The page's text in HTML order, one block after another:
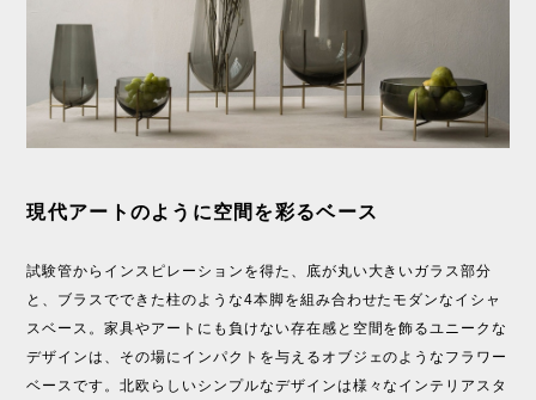
現代アートのように空間を彩るベース
試験管からインスピレーションを得た、底が丸い大きいガラス部分
と、ブラスでできた柱のような4本脚を組み合わせたモダンなイシャ
スベース。家具やアートにも負けない存在感と空間を飾るユニークな
デザインは、その場にインパクトを与えるオブジェのようなフラワー
ベースです。北欧らしいシンプルなデザインは様々なインテリアスタ